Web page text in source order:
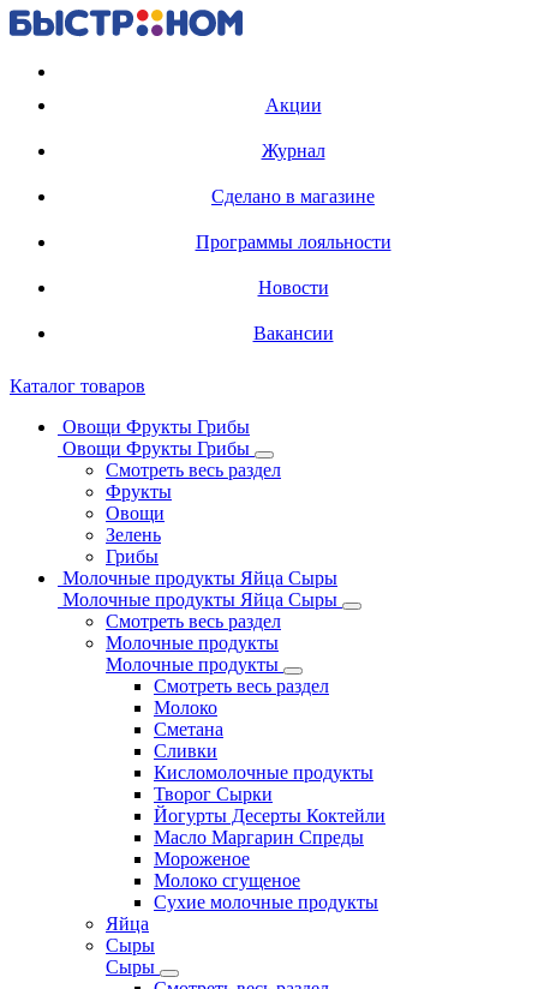
Акции
Журнал
Сделано в магазине
Программы лояльности
Новости
Вакансии
Каталог товаров
Овощи Фрукты Грибы
Овощи Фрукты Грибы
Смотреть весь раздел
Фрукты
Овощи
Зелень
Грибы
Молочные продукты Яйца Сыры
Молочные продукты Яйца Сыры
Смотреть весь раздел
Молочные продукты
Молочные продукты
Смотреть весь раздел
Молоко
Сметана
Сливки
Кисломолочные продукты
Творог Сырки
Йогурты Десерты Коктейли
Масло Маргарин Спреды
Мороженое
Молоко сгущеное
Сухие молочные продукты
Яйца
Сыры
Сыры